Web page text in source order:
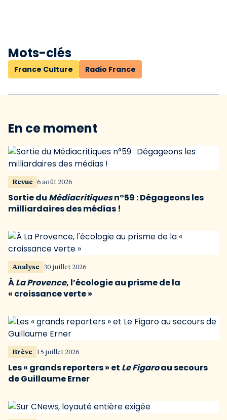
Mots-clés
France Culture Radio France
En ce moment
Revue 6 août 2026
Sortie du Médiacritiquesn°59 : Dégageons les
milliardaires des médias !
Analyse 30 juillet 2026
ÀLa Provence, l’écologie au prisme de la
« croissance verte »
Brève 15 juillet 2026
Les « grands reporters » et Le Figaroau secours
de Guillaume Erner